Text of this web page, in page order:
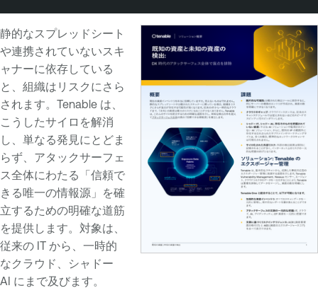
静的なスプレッドシート
や連携されていないスキ
ャナーに依存している
と、組織はリスクにさら
されます。Tenable は、
こうしたサイロを解消
し、単なる発見にとどま
らず、アタックサーフェ
ス全体にわたる「信頼で
きる唯一の情報源」を確
立するための明確な道筋
を提供します。対象は、
従来の IT から、一時的
なクラウド、シャドー
AI にまで及びます。